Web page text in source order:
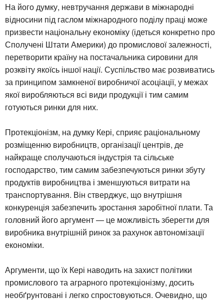
На його думку, невтручання держави в міжнародні
відносини під гаслом міжнародного поділу праці може
призвести національну економіку (ідеться конкретно про
Сполучені Штати Америки) до промислової залежності,
перетворити країну на постачальника сировини для
розквіту якоїсь іншої нації. Суспільство має розвиватись
за принципом замкненої виробничої асоціації, у межах
якої виробляються всі види продукції і тим самим
готуються ринки для них.
Протекціонізм, на думку Кері, сприяє раціональному
розміщенню виробництв, організації центрів, де
найкраще сполучаються індустрія та сільське
господарство, тим самим забезпечуються ринки збуту
продуктів виробництва і зменшуються витрати на
транспортування. Він стверджує, що внутрішня
конкуренція забезпечить зростання заробітної плати. Та
головний його аргумент — це можливість зберегти для
виробника внутрішній ринок за рахунок автономізації
економіки.
Аргументи, що їх Кері наводить на захист політики
промислового та аграрного протекціонізму, досить
необґрунтовані і легко спростовуються. Очевидно, що